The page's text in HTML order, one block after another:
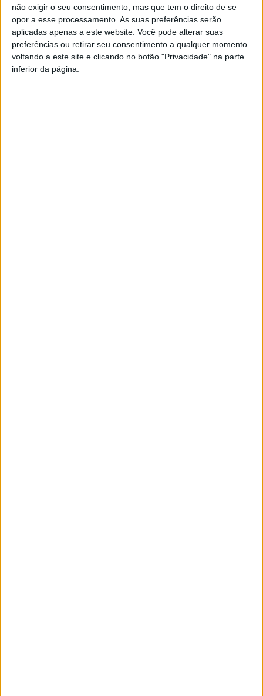
não exigir o seu consentimento, mas que tem o direito de se
opor a esse processamento. As suas preferências serão
aplicadas apenas a este website. Você pode alterar suas
preferências ou retirar seu consentimento a qualquer momento
voltando a este site e clicando no botão "Privacidade" na parte
inferior da página.
– Pavimentação em tapete asfáltico da Rua da Pala;
– Alargamento e pavimentação da Rua da Calçada
(Atafona);
– Alargamento da Rua das Agostinhas;